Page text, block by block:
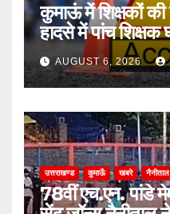
कुमाऊं में शिक्षकों की
हादसे में पांच शिक्षक
घायल
AUGUST 6, 2026
उत्तराखण्ड कुमाऊँ खबरे नैनीताल
78वीं एच.एन. पांडे